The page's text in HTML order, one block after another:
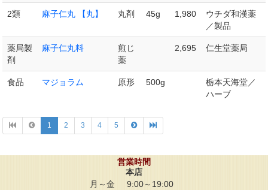
2類 麻子仁丸 【丸】 丸剤 45g 1,980
ウチダ和漢薬
／製品
薬局製
剤
麻子仁丸料
煎じ
薬
2,695 仁生堂薬局
食品 マジョラム 原形 500g
栃本天海堂／
ハーブ
1 2 3 4 5
営業時間
本店
月～金
9:00～19:00